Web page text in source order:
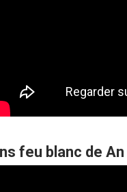
feu blanc de An